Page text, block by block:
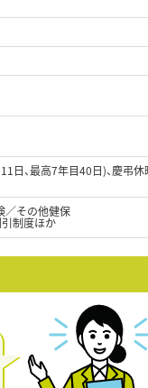
日、最高7年目40日)、慶弔休
／その他健保
引制度ほか